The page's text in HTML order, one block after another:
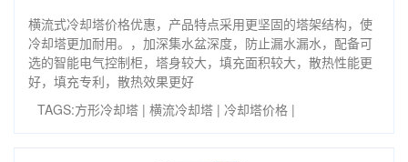
横流式冷却塔价格优惠，产品特点采用更坚固的塔架结构，使
冷却塔更加耐用。，加深集水盆深度，防止漏水漏水，配备可
选的智能电气控制柜，塔身较大，填充面积较大，散热性能更
好，填充专利，散热效果更好
TAGS:方形冷却塔 | 横流冷却塔 | 冷却塔价格 |